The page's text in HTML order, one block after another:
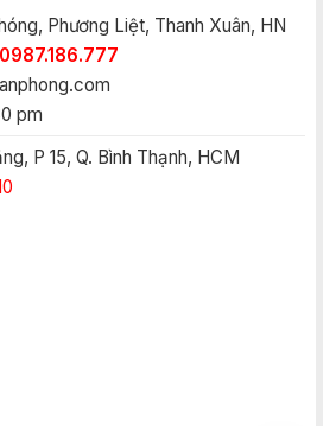
Phương Liệt, Thanh Xuân, HN
0987.186.777
pm
P 15, Q. Bình Thạnh, HCM